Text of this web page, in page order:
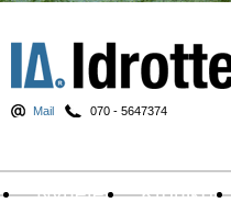
Mail 070 - 5647374
Nyheter Krönikor